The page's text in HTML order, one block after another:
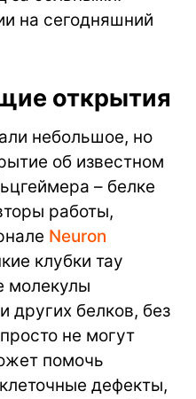
на сегодняшний
открытия
небольшое, но
об известном
– белке
работы,
Neuron
клубки тау
молекулы
других белков, без
не могут
помочь
дефекты,